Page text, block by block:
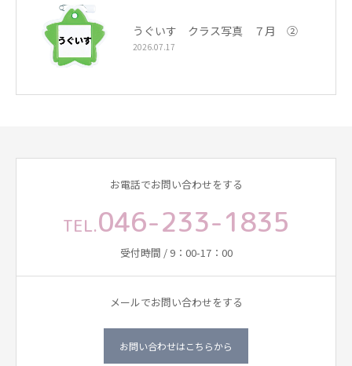
うぐいす クラス写真 ７月 ②
2026.07.17
お電話でお問い合わせをする
TEL.046-233-1835
受付時間 / 9：00-17：00
メールでお問い合わせをする
お問い合わせはこちらから